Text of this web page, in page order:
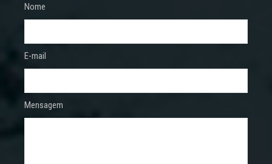
Nome
E-mail
Mensagem